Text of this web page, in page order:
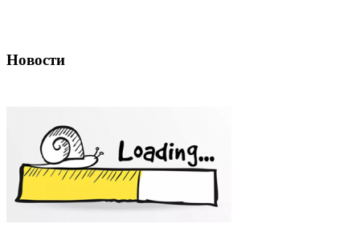
Новости